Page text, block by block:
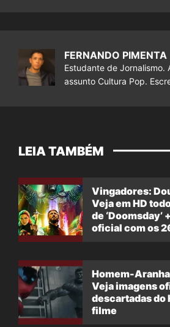
FERNANDO PIMENTA
Estudante de Jornalismo.
assunto Cultura Pop.
LEIA TAMBÉM
Vingadores:
Veja em HD
de ‘Doomsday’
oficial com os
Homem-
Veja imagens
descartadas do
filme